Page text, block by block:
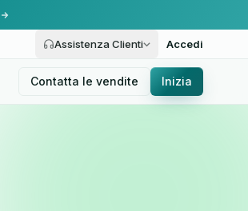
Assistenza Clienti Accedi
Contatta le vendite Inizia